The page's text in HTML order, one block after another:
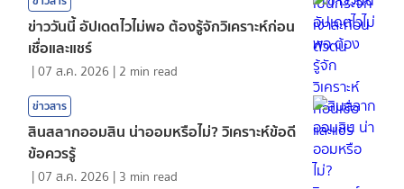
ข่าววันนี้ อัปเดตไวไม่พอ ต้องรู้จักวิเคราะห์ก่อน
เชื่อและแชร์
|07 ส.ค. 2026 | 2 min read
ข่าวสาร
สินสลากออมสิน น่าออมหรือไม่? วิเคราะห์ข้อดี
ข้อควรรู้
|07 ส.ค. 2026 | 3 min read